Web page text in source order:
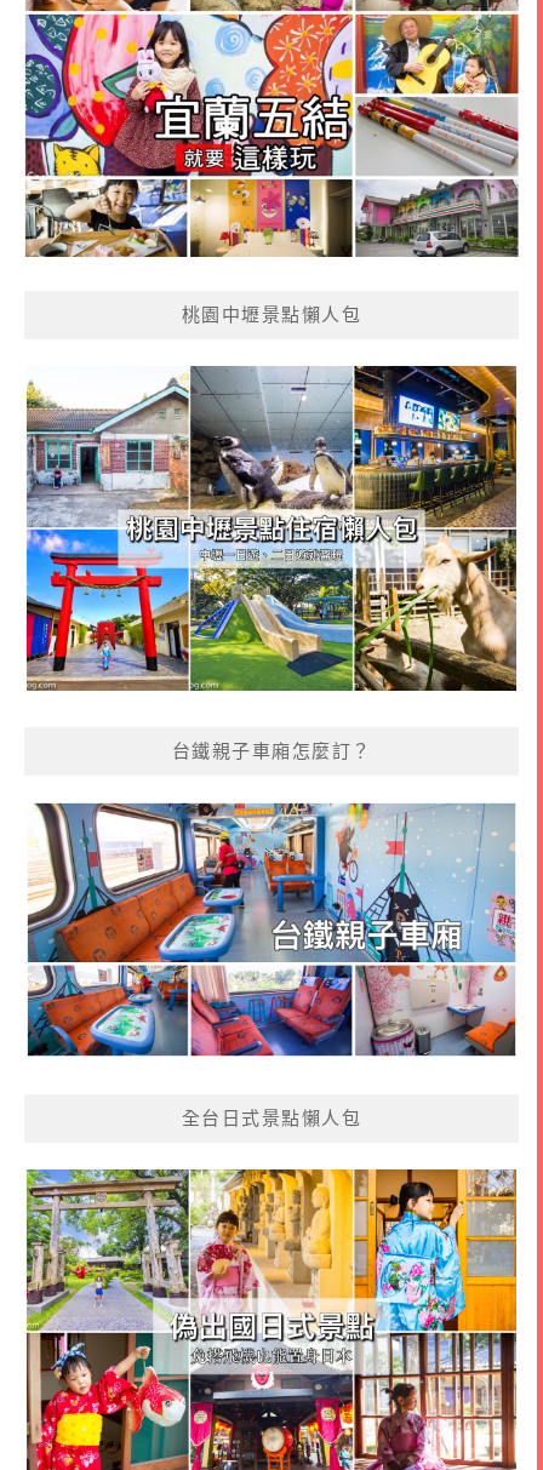
桃園中壢景點懶人包
台鐵親子車廂怎麼訂？
全台日式景點懶人包